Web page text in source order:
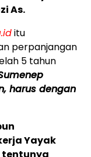
As.
itu
perpanjangan
5 tahun
harus dengan
Yayak